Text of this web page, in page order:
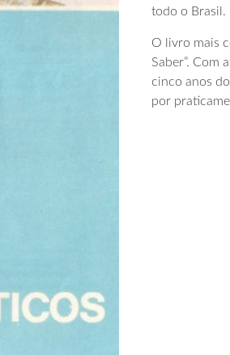
todo o Brasil.
O livro mais
Saber”. Com
cinco anos
por